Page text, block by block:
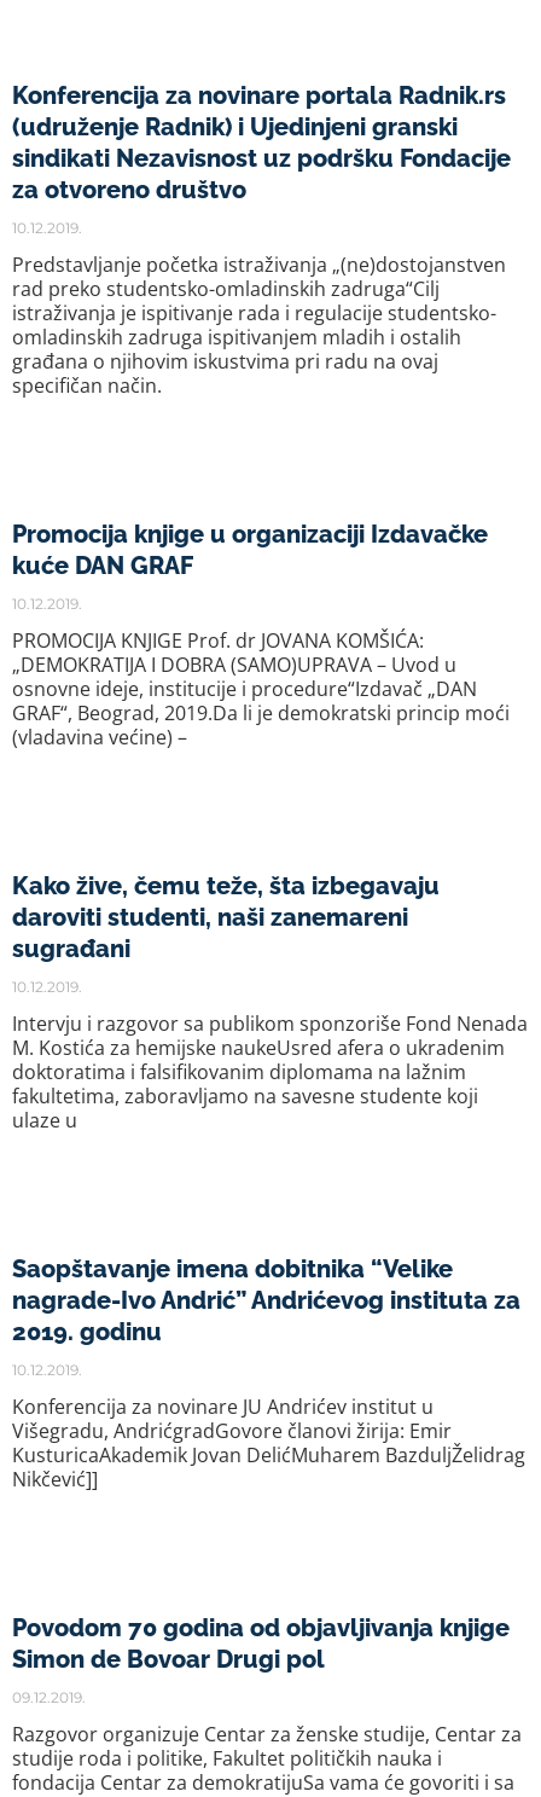
Konferencija za novinare portala Radnik.rs
(udruženje Radnik) i Ujedinjeni granski
sindikati Nezavisnost uz podršku Fondacije
za otvoreno društvo
10.12.2019.
Predstavljanje početka istraživanja „(ne)dostojanstven
rad preko studentsko-omladinskih zadruga“Cilj
istraživanja je ispitivanje rada i regulacije studentsko-
omladinskih zadruga ispitivanjem mladih i ostalih
građana o njihovim iskustvima pri radu na ovaj
specifičan način.
Promocija knjige u organizaciji Izdavačke
kuće DAN GRAF
10.12.2019.
PROMOCIJA KNJIGE Prof. dr JOVANA KOMŠIĆA:
„DEMOKRATIJA I DOBRA (SAMO)UPRAVA – Uvod u
osnovne ideje, institucije i procedure“Izdavač „DAN
GRAF“, Beograd, 2019.Da li je demokratski princip moći
(vladavina većine) –
Kako žive, čemu teže, šta izbegavaju
daroviti studenti, naši zanemareni
sugrađani
10.12.2019.
Intervju i razgovor sa publikom sponzoriše Fond Nenada
M. Kostića za hemijske naukeUsred afera o ukradenim
doktoratima i falsifikovanim diplomama na lažnim
fakultetima, zaboravljamo na savesne studente koji
ulaze u
Saopštavanje imena dobitnika “Velike
nagrade-Ivo Andrić” Andrićevog instituta za
2019. godinu
10.12.2019.
Konferencija za novinare JU Andrićev institut u
Višegradu, AndrićgradGovore članovi žirija: Emir
KusturicaAkademik Jovan DelićMuharem BazduljŽelidrag
Nikčević]]
Povodom 70 godina od objavljivanja knjige
Simon de Bovoar Drugi pol
09.12.2019.
Razgovor organizuje Centar za ženske studije, Centar za
studije roda i politike, Fakultet političkih nauka i
fondacija Centar za demokratijuSa vama će govoriti i sa